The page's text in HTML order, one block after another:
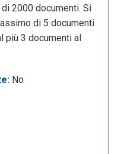
di caricare
accedere
e veloce.
2000 documenti. Si
di 5 documenti
più 3 documenti al
No